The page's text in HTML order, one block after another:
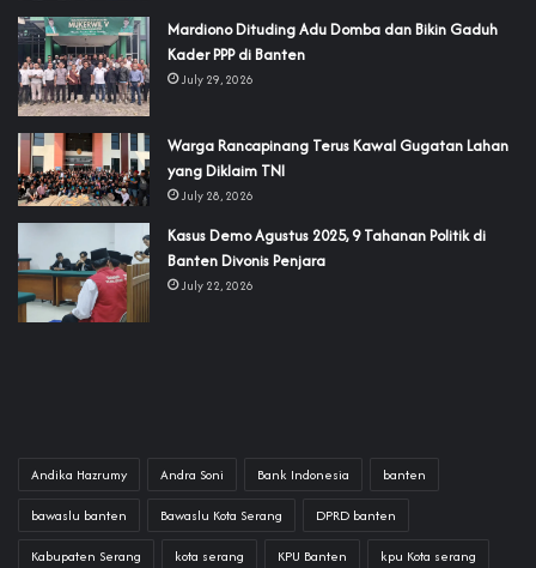
‎Mardiono Dituding Adu Domba dan Bikin Gaduh
Kader PPP di Banten
July 29, 2026
‎Warga Rancapinang Terus Kawal Gugatan Lahan
yang Diklaim TNI‎‎
July 28, 2026
‎Kasus Demo Agustus 2025, 9 Tahanan Politik di
Banten Divonis Penjara
July 22, 2026
Andika Hazrumy Andra Soni Bank Indonesia banten
bawaslu banten Bawaslu Kota Serang DPRD banten
Kabupaten Serang kota serang KPU Banten kpu Kota serang